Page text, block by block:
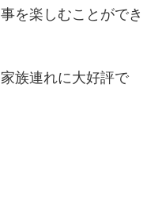
を楽しむことができ
族連れに大好評で